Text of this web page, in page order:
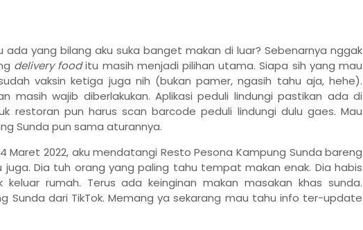
ada yang bilang aku suka banget makan di luar? Sebenarnya nggak
delivery fooditu masih menjadi pilihan utama. Siapa sih yang mau
vaksin ketiga juga nih (bukan pamer, ngasih tahu aja, hehe).
masih wajib diberlakukan. Aplikasi peduli lindungi pastikan ada di
restoran pun harus scan barcode peduli lindungi dulu gaes. Mau
Sunda pun sama aturannya.
Maret 2022, aku mendatangi Resto Pesona Kampung Sunda bareng
Dia tuh orang yang paling tahu tempat makan enak. Dia habis
rumah. Terus ada keinginan makan masakan khas sunda.
Sunda dari TikTok. Memang ya sekarang mau tahu info ter-update